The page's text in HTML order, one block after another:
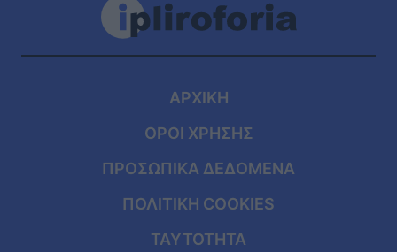
ΑΡΧΙΚΗ
ΟΡΟΙ ΧΡΗΣΗΣ
ΠΡΟΣΩΠΙΚΑ ΔΕΔΟΜΕΝΑ
ΠΟΛΙΤΙΚΗ COOKIES
ΤΑΥΤΟΤΗΤΑ